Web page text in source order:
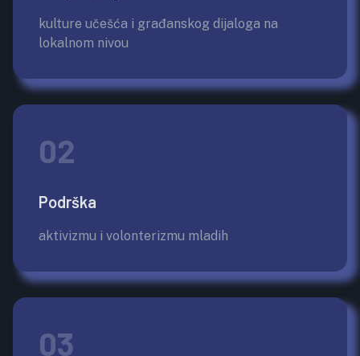
kulture učešća i građanskog dijaloga na
lokalnom nivou
02
Podrška
aktivizmu i volonterizmu mladih
03